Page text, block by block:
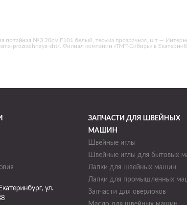
потайная №3 20см F101 белый, тесьма прозрачная, шт —
prozrachnaya-sht/. Филиал компании «ТМТ-Сибирь» в
Екатеринбург, ул.
ЗАПЧАСТИ ДЛЯ ШВЕЙНЫХ
МАШИН
Швейные иглы
Швейные иглы для бытовых
Лапки для швейных машин
Лапки для промышленных
Запчасти для оверлоков